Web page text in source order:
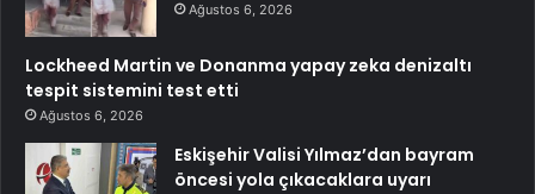
Ağustos 6, 2026
Lockheed Martin ve Donanma yapay zeka denizaltı
tespit sistemini test etti
Ağustos 6, 2026
Eskişehir Valisi Yılmaz’dan bayram
öncesi yola çıkacaklara uyarı